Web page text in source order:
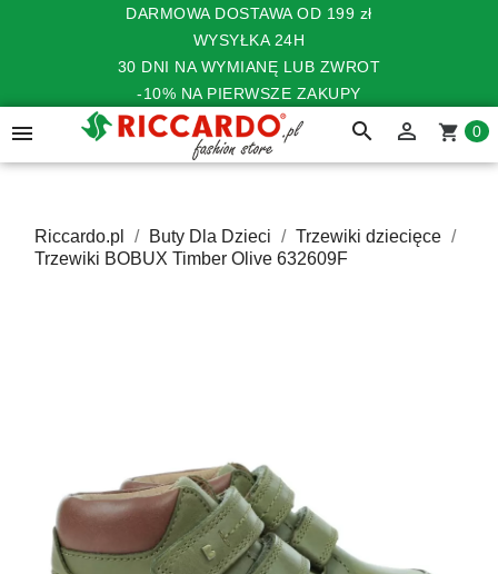
DARMOWA DOSTAWA OD 199 zł
WYSYŁKA 24H
30 DNI NA WYMIANĘ LUB ZWROT
-10% NA PIERWSZE ZAKUPY
 search  shopping_cart 0
Riccardo.pl Buty Dla Dzieci
Trzewiki dziecięce
Trzewiki BOBUX Timber Olive 632609F